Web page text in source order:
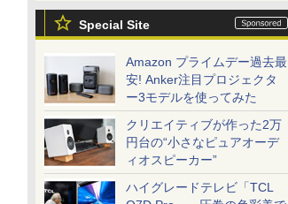
Special Site
Amazon プライムデー過去最
安! Anker注目プロジェクタ
ー3モデルを使ってみた
クリエイティブが作った2万
円台の“小さなピュアオーデ
ィオスピーカー”
ハイグレードテレビ「TCL